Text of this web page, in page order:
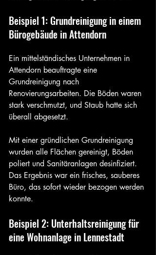
Beispiel 1: Grundreinigung in einem
Bürogebäude in Attendorn
Ein mittelständisches Unternehmen in
Attendorn beauftragte eine
Grundreinigung nach
Renovierungsarbeiten. Die Böden waren
stark verschmutzt, und Staub hatte sich
überall abgesetzt.
Mit einer gründlichen Grundreinigung
wurden alle Flächen gereinigt, Böden
poliert und Sanitäranlagen desinfiziert.
Das Ergebnis war ein frisches, sauberes
Büro, das sofort wieder bezogen werden
konnte.
Beispiel 2: Unterhaltsreinigung für
eine Wohnanlage in Lennestadt